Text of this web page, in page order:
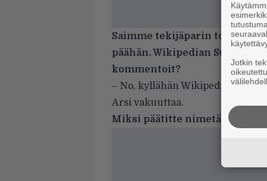
Saimme tekijäparin toisen
päähän. Wikipedian
kommentoit?
– No, kyllähän Wikipediaan voi
Arsi vakuuttaa.
Miksi päätitte nimetä zinenne
Jotkin